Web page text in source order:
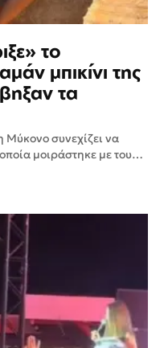
το
μπικίνι της
τα
Μύκονο συνεχίζει να
μοιράστηκε με τους
άλμπουμ φωτογραφιών